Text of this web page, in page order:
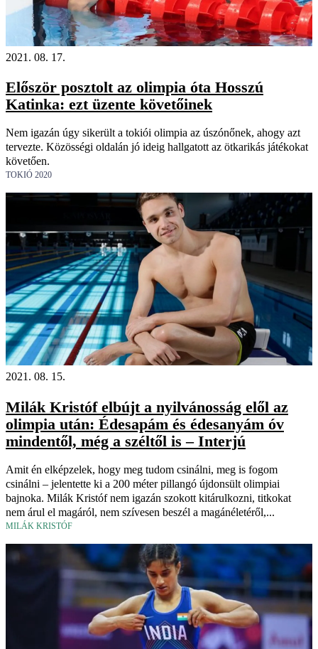
2021. 08. 17.
Először posztolt az olimpia óta Hosszú
Katinka: ezt üzente követőinek
Nem igazán úgy sikerült a tokiói olimpia az úszónőnek, ahogy azt
tervezte. Közösségi oldalán jó ideig hallgatott az ötkarikás játékokat
követően.
TOKIÓ 2020
2021. 08. 15.
Milák Kristóf elbújt a nyilvánosság elől az
olimpia után: Édesapám és édesanyám óv
mindentől, még a széltől is – Interjú
Amit én elképzelek, hogy meg tudom csinálni, meg is fogom
csinálni – jelentette ki a 200 méter pillangó újdonsült olimpiai
bajnoka. Milák Kristóf nem igazán szokott kitárulkozni, titkokat
nem árul el magáról, nem szívesen beszél a magánéletéről,...
MILÁK KRISTÓF